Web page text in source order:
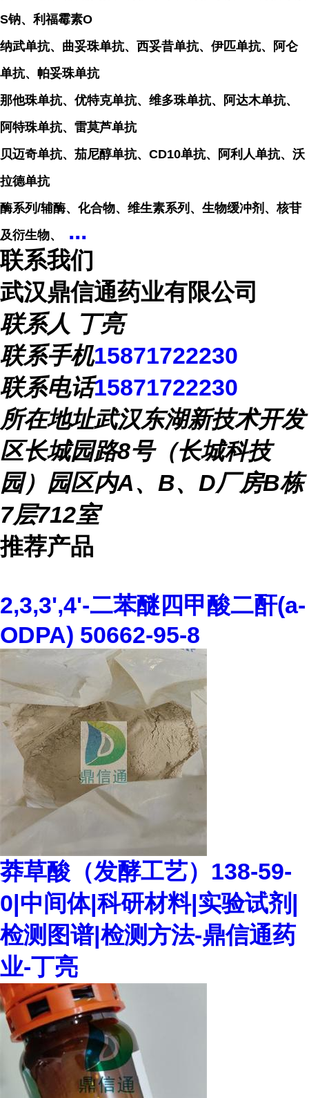
S钠、利福霉素O
纳武单抗、曲妥珠单抗、西妥昔单抗、伊匹单抗、阿仑
单抗、帕妥珠单抗
那他珠单抗、优特克单抗、维多珠单抗、阿达木单抗、
阿特珠单抗、雷莫芦单抗
贝迈奇单抗、茄尼醇单抗、CD10单抗、阿利人单抗、沃
拉德单抗
酶系列/辅酶、化合物、维生素系列、生物缓冲剂、核苷
及衍生物、
...
联系我们
武汉鼎信通药业有限公司
联系人 丁亮
联系手机15871722230
联系电话15871722230
所在地址武汉东湖新技术开发
区长城园路8号（长城科技
园）园区内A、B、D厂房B栋
7层712室
推荐产品
2,3,3',4'-二苯醚四甲酸二酐(a-
ODPA) 50662-95-8
莽草酸（发酵工艺）138-59-
0|中间体|科研材料|实验试剂|
检测图谱|检测方法-鼎信通药
业-丁亮